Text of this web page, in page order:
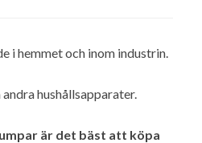
i hemmet och inom industrin.
hushållsapparater.
är det bäst att köpa